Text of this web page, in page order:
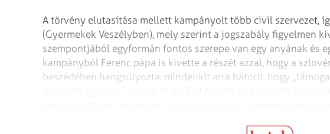
A törvény elutasítása mellett kampányolt több civil szervezet,
(Gyermekek Veszélyben), mely szerint a jogszabály figyelmen
szempontjából egyformán fontos szerepe van egy anyának és
kampányból Ferenc pápa is kivette a részét azzal, hogy a
beszédében hangsúlyozta: mindenkit arra bátorít, hogy